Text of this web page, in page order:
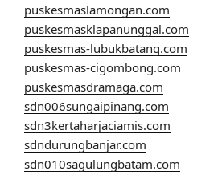
puskesmaslamongan.com
puskesmasklapanunggal.com
puskesmas-lubukbatang.com
puskesmas-cigombong.com
puskesmasdramaga.com
sdn006sungaipinang.com
sdn3kertaharjaciamis.com
sdndurungbanjar.com
sdn010sagulungbatam.com